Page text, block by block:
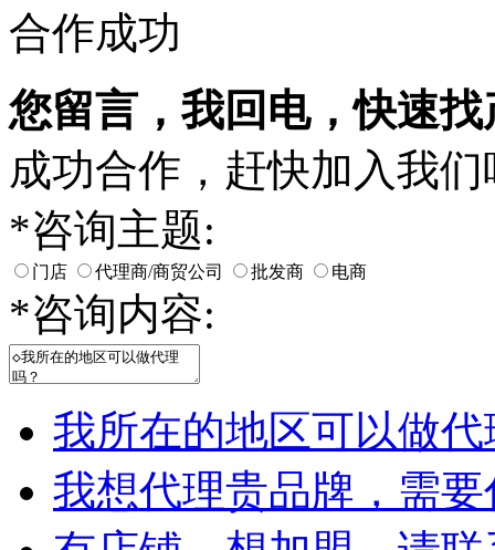
合作成功
您留言，我回电，快速找
成功合作，赶快加入我们
*咨询主题:
门店 代理商/商贸公司 批发商 电商
*咨询内容:
我所在的地区可以做
我想代理贵品牌，需